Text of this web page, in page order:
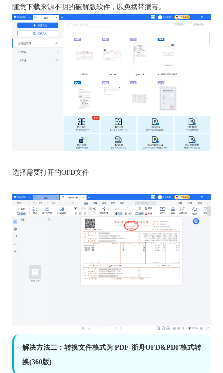
随意下载来源不明的破解版软件，以免携带病毒。
选择需要打开的OFD文件
解决方法二：转换文件格式为 PDF-浙舟OFD&PDF格式转
换(360版)